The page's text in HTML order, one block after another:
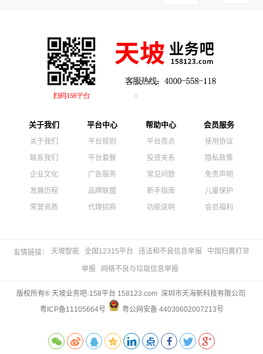
关于我们
关于我们
联系我们
企业文化
发展历程
荣誉资质
平台中心
平台规则
平台套餐
广告服务
品牌联盟
代理招商
帮助中心
平台亮点
投资关系
常见问题
新手指南
功能说明
会员服务
使用协议
隐私政策
免责声明
儿童保护
会员福利
友情链接： 天坡智能 全国12315平台 违法和不良信息举报 中国扫黄打非
举报 网络不良与垃圾信息举报
版权所有® 天坡业务吧·158平台 158123.com 深圳市天海新科技有限公司
粤ICP备11105664号
粤公网安备 44030602007213号